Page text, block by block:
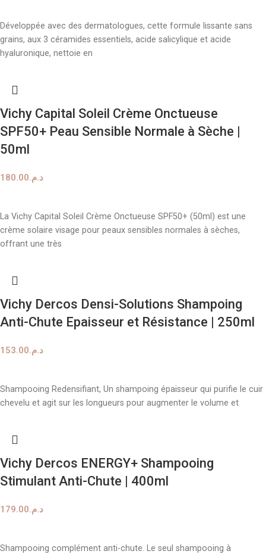
Développée avec des dermatologues, cette formule lissante sans
grains, aux 3 céramides essentiels, acide salicylique et acide
hyaluronique, nettoie en
Vichy Capital Soleil Crème Onctueuse
SPF50+ Peau Sensible Normale à Sèche |
50ml
د.م.180.00
La Vichy Capital Soleil Crème Onctueuse SPF50+ (50ml) est une
crème solaire visage pour peaux sensibles normales à sèches,
offrant une très
Vichy Dercos Densi-Solutions Shampoing
Anti-Chute Epaisseur et Résistance | 250ml
د.م.153.00
Shampooing Redensifiant, Un shampoing épaisseur qui purifie le cuir
chevelu et agit sur les longueurs pour augmenter le volume et
Vichy Dercos ENERGY+ Shampooing
Stimulant Anti-Chute | 400ml
د.م.179.00
Shampooing complément anti-chute. Le seul shampooing à